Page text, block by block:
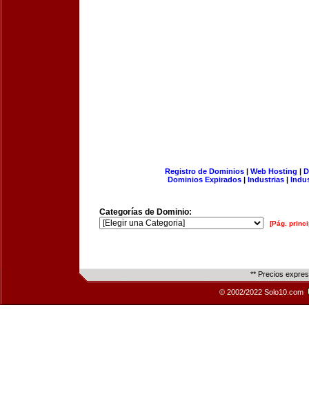
Registro de Dominios| Web Hosting |
Dominios Expirados | Industrias |
Categorías de Dominio:
[Pág.
** Precios
© 2002/2022 Solo10.com